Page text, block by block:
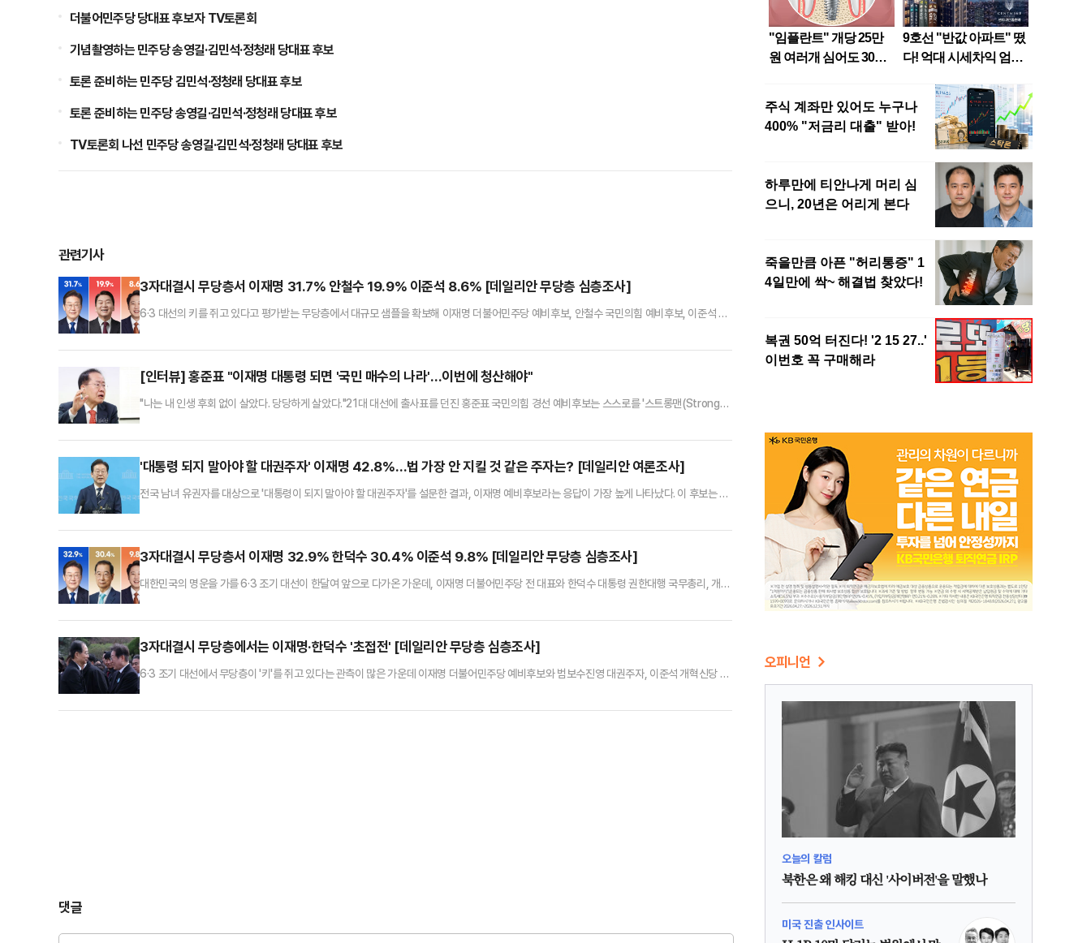
더불어민주당 당대표 후보자 TV토론회
기념촬영하는 민주당 송영길·김민석·정청래 당대표 후보
토론 준비하는 민주당 김민석·정청래 당대표 후보
토론 준비하는 민주당 송영길·김민석·정청래 당대표 후보
TV토론회 나선 민주당 송영길·김민석·정청래 당대표 후보
관련기사
3자대결시 무당층서 이재명 31.7% 안철수 19.9% 이준석 8.6% [데일리안 무당층 심층조사]
6·3 대선의 키를 쥐고 있다고 평가받는 무당층에서 대규모 샘플을 확보해 이재명 더불어민주당 예비후보, 안철수 국민의힘 예비후보, 이준석 개
조사 전문기관 여론조사공정㈜에 의뢰해 지난 15일부터 16일까지 이틀간 무선 100% ARS 방식을 통해 "지지 정당이 없다"거나 "모르겠다"는
[인터뷰] 홍준표 "이재명 대통령 되면 '국민 매수의 나라'…이번에 청산해야"
"나는 내 인생 후회 없이 살았다. 당당하게 살았다."21대 대선에 출사표를 던진 홍준표 국민의힘 경선 예비후보는 스스로를 '스트롱맨(Strong
미지를 각인시키기 위해 고안된 정치적 자신감이다. '스트롱맨' 홍 예비후보의 자신감은 단순히 '잘 싸운다'는 의미에서 태어난 것만은 아니다. 그
'대통령 되지 말아야 할 대권주자' 이재명 42.8%…법 가장 안 지킬 것 같은 주자는? [데일리안 여론조사]
전국 남녀 유권자를 대상으로 '대통령이 되지 말아야 할 대권주자'를 설문한 결과, 이재명 예비후보라는 응답이 가장 높게 나타났다. 이 후보는 해
정㈜에 의뢰해 지난 14~15일 100% 무선 RDD ARS 방식으로 '다음 정치인들 중 대통령이 되지 말아야 할 사람은 누구라고 생각하느냐'고 질
3자대결시 무당층서 이재명 32.9% 한덕수 30.4% 이준석 9.8% [데일리안 무당층 심층조사]
대한민국의 명운을 가를 6·3 조기 대선이 한달여 앞으로 다가온 가운데, 이재명 더불어민주당 전 대표와 한덕수 대통령 권한대행 국무총리, 개혁
지지를 얻는 것으로 나타났다.데일리안이 여론조사 전문기관 여론조사공정㈜에 의뢰해 지난 15~16일 이틀간 무선 100% RDD ARS 방식을
3자대결시 무당층에서는 이재명·한덕수 '초접전' [데일리안 무당층 심층조사]
6·3 조기 대선에서 무당층이 '키'를 쥐고 있다는 관측이 많은 가운데 이재명 더불어민주당 예비후보와 범보수진영 대권주자, 이준석 개혁신당 후
서 이재명 더불어민주당 예비후보와 접전을 벌이는 것으로 나타났다.한 대행은 아직 대선 출마 여부와 관련해 명확한 입장을 밝히지 않은 상태지
댓글
오피니언
오늘의 칼럼
북한은 왜 해킹 대신 '사이버전'을 말했나
미국 진출 인사이트